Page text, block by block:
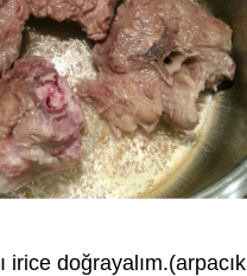
irice doğrayalım.(arpacık